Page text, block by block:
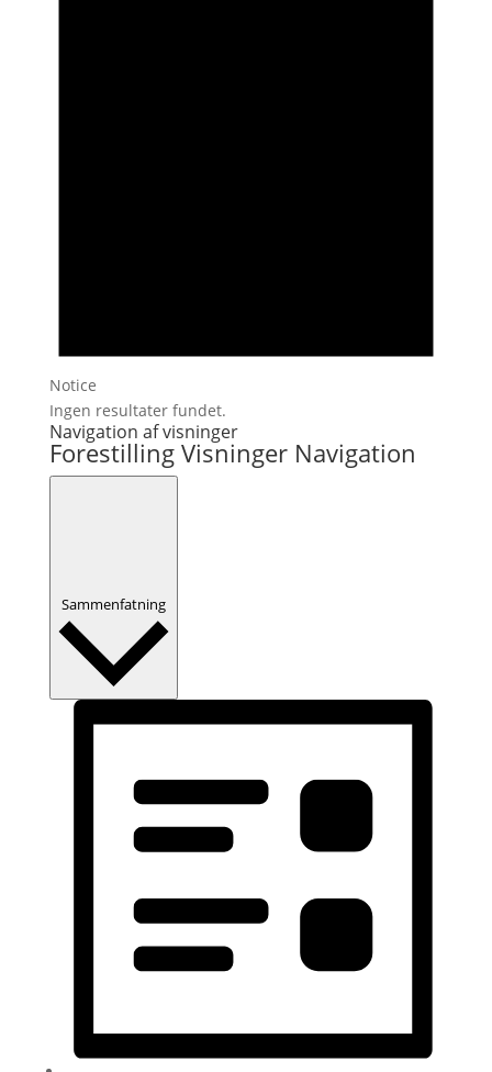
Notice
Ingen resultater fundet.
Navigation af visninger
Forestilling Visninger Navigation
Sammenfatning